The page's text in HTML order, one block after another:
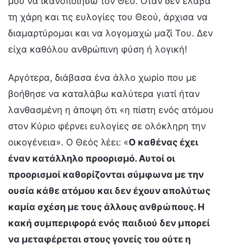
τη χάρη και τις ευλογίες του Θεού, άρχισα να
διαμαρτύρομαι και να λογομαχώ μαζί Του. Δεν
είχα καθόλου ανθρώπινη φύση ή λογική!
Αργότερα, διάβασα ένα άλλο χωρίο που με
βοήθησε να καταλάβω καλύτερα γιατί ήταν
λανθασμένη η άποψη ότι «η πίστη ενός ατόμου
στον Κύριο φέρνει ευλογίες σε ολόκληρη την
οικογένεια». Ο Θεός λέει: «Ο καθένας έχει
έναν κατάλληλο προορισμό. Αυτοί οι
προορισμοί καθορίζονται σύμφωνα με την
ουσία κάθε ατόμου και δεν έχουν απολύτως
καμία σχέση με τους άλλους ανθρώπους. Η
κακή συμπεριφορά ενός παιδιού δεν μπορεί
να μεταφέρεται στους γονείς του ούτε η